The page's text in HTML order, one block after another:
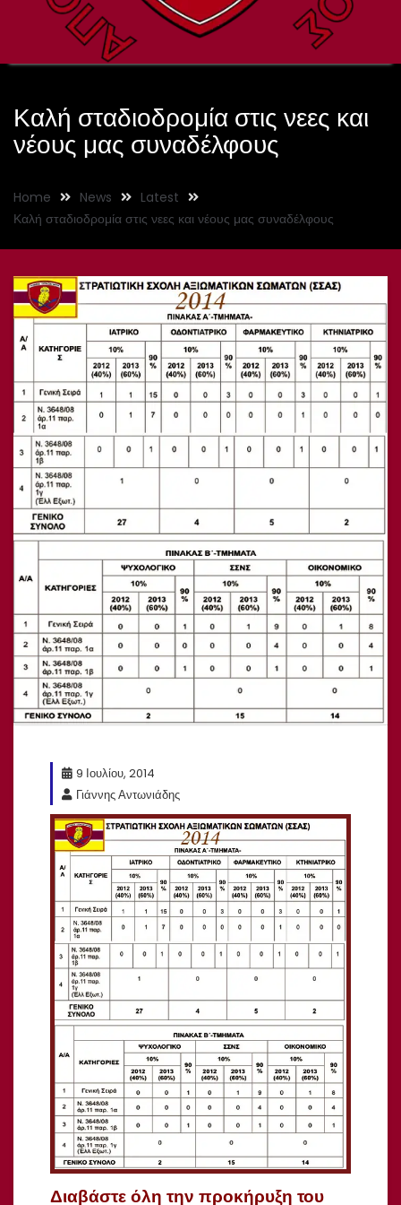
Καλή σταδιοδρομία στις νεες και
νέους μας συναδέλφους
Home News
Latest
Καλή σταδιοδρομία στις νεες και νέους μας συναδέλφους
9 Ιουλίου, 2014
Γιάννης Αντωνιάδης
Διαβάστε όλη την προκήρυξη του